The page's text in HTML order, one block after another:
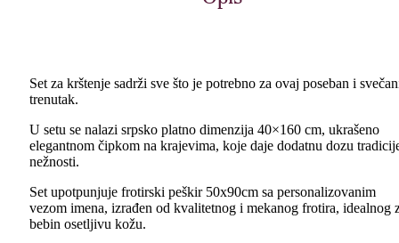
Set za krštenje sadrži sve što je potrebno za ovaj poseban i
trenutak.
U setu se nalazi srpsko platno dimenzija 40×160 cm, ukrašeno
elegantnom čipkom na krajevima, koje daje dodatnu dozu
nežnosti.
Set upotpunjuje frotirski peškir 50x90cm sa personalizovanim
vezom imena, izrađen od kvalitetnog i mekanog frotira, idealnog
bebin osetljivu kožu.